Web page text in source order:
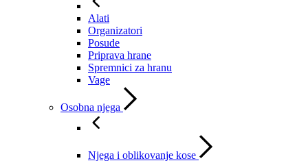
Alati
Organizatori
Posude
Priprava hrane
Spremnici za hranu
Vage
Osobna njega
Njega i oblikovanje kose